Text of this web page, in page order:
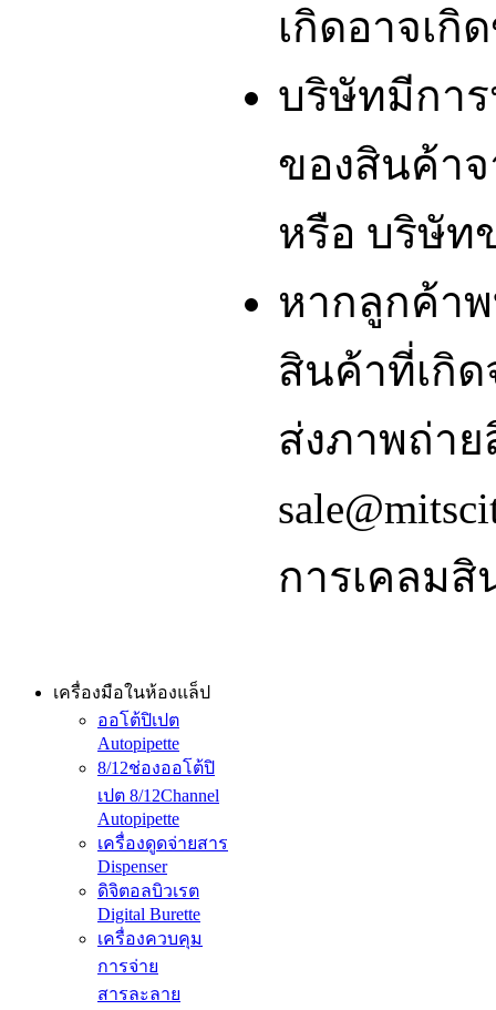
เกิดอาจเกิ
บริษัทมีกา
ของสินค้าจ
หรือ บริษัท
หากลูกค้า
สินค้าที่เกิ
ส่งภาพถ่า
การเคลมสิ
เครื่องมือในห้องแล็ป
ออโต้ปิเปต
Autopipette
8/12ช่องออโต้ปิ
เปต 8/12Channel
Autopipette
เครื่องดูดจ่ายสาร
Dispenser
ดิจิตอลบิวเรต
Digital Burette
เครื่องควบคุม
การจ่าย
สารละลาย